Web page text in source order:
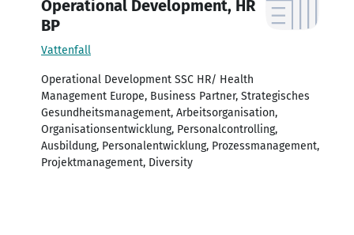
Operational Development, HR
BP
Vattenfall
Operational Development SSC HR/ Health
Management Europe, Business Partner, Strategisches
Gesundheitsmanagement, Arbeitsorganisation,
Organisationsentwicklung, Personalcontrolling,
Ausbildung, Personalentwicklung, Prozessmanagement,
Projektmanagement, Diversity